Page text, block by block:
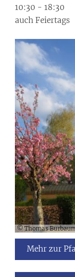
10:30 - 18:30
auch Feiertags
© Thomas
Mehr zur